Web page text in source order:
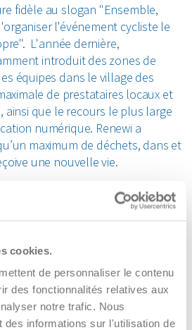
cookies.
de personnaliser le contenu
des fonctionnalités relatives aux
notre trafic. Nous
des informations sur l'utilisation de
fidèle au slogan "Ensemble,
l'événement cycliste le
L'année dernière,
introduit des zones de
équipes dans le village des
de prestataires locaux et
ainsi que le recours le plus large
numérique. Renewi a
maximum de déchets, dans et
une nouvelle vie.
collecte d’anciens bidons est
Re-CYCLE! Dès à présent, des
Si vous partagez sur les réseaux
vous gagnerez peut-
beaux cadeaux! Tous les
fr/collecte-de-bidons-